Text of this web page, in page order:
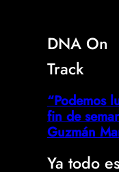
DNA On
Track
“Podemos
fin de
Guzmán
Ya todo